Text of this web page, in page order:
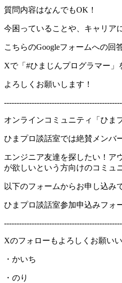
質問内容はなんでもOK！
今困っていることや、キャリア
こちらのGoogleフォームへの回
Xで「#ひまじんプログラマー」
よろしくお願いします！
オンラインコミュニティ「ひま
ひまプロ談話室では絶賛メンバ
エンジニア友達を探したい！ア
が欲しいという方向けのコミュ
以下のフォームからお申し込み
ひまプロ談話室参加申込みフォ
Xのフォローもよろしくお願い
・かいち
・のり